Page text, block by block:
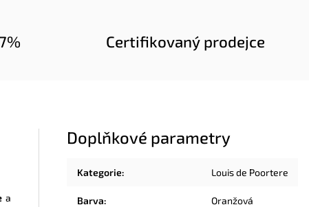
Certifikovaný prodejce
a
Doplňkové parametry
Kategorie: Louis de Poortere
Barva: Oranžová